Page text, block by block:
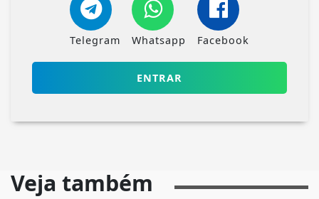
Telegram Whatsapp Facebook
ENTRAR
Veja também